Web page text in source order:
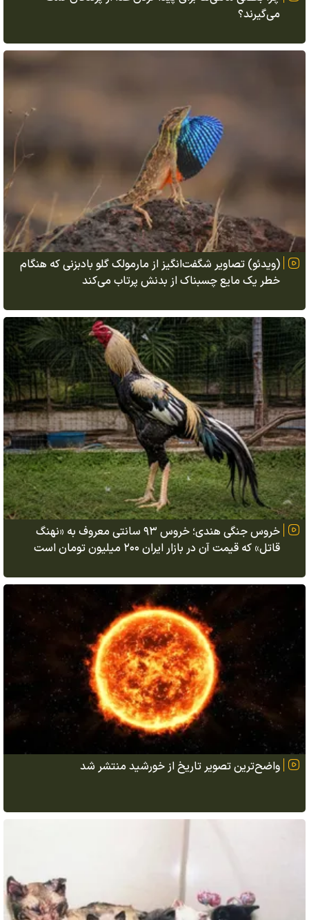
می‌گیرند؟
(ویدئو) تصاویر شگفت‌انگیز از مارمولک گلو بادبزنی که هنگام
خطر یک مایع چسبناک از بدنش پرتاب می‌کند
خروس جنگی هندی؛ خروس ۹۳ سانتی معروف به «نهنگ
قاتل» که قیمت آن در بازار ایران ۲۰۰ میلیون تومان است
واضح‌ترین تصویر تاریخ از خورشید منتشر شد